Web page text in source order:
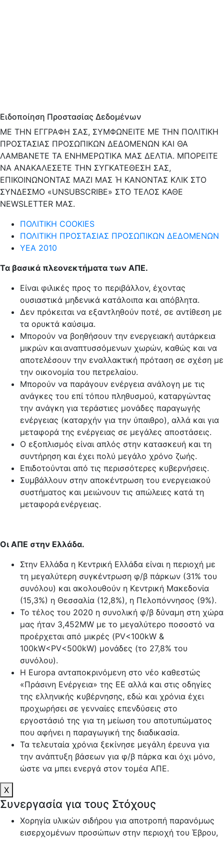
Ειδοποίηση Προστασίας Δεδομένων
ΜΕ ΤΗΝ ΕΓΓΡΑΦΗ ΣΑΣ, ΣΥΜΦΩΝΕΙΤΕ ΜΕ ΤΗΝ ΠΟΛΙΤΙΚΗ
ΠΡΟΣΤΑΣΙΑΣ ΠΡΟΣΩΠΙΚΩΝ ΔΕΔΟΜΕΝΩΝ ΚΑΙ ΘΑ
ΛΑΜΒΑΝΕΤΕ ΤΑ ΕΝΗΜΕΡΩΤΙΚΑ ΜΑΣ ΔΕΛΤΙΑ. ΜΠΟΡΕΙΤΕ
ΝΑ ΑΝΑΚΑΛΕΣΕΤΕ ΤΗΝ ΣΥΓΚΑΤΕΘΕΣΗ ΣΑΣ,
ΕΠΙΚΟΙΝΩΝΟΝΤΑΣ ΜΑΖΙ ΜΑΣ Ή ΚΑΝΟΝΤΑΣ ΚΛΙΚ ΣΤΟ
ΣΥΝΔΕΣΜΟ «UNSUBSCRIBE» ΣΤΟ ΤΕΛΟΣ ΚΑΘΕ
NEWSLETTER ΜΑΣ.
ΠΟΛΙΤΙΚΗ COOKIES
ΠΟΛΙΤΙΚΗ ΠΡΟΣΤΑΣΙΑΣ ΠΡΟΣΩΠΙΚΩΝ ΔΕΔΟΜΕΝΩΝ
ΥΕΑ 2010
Τα βασικά πλεονεκτήματα των ΑΠΕ.
Είναι φιλικές προς το περιβάλλον, έχοντας
ουσιαστικά μηδενικά κατάλοιπα και απόβλητα.
Δεν πρόκειται να εξαντληθούν ποτέ, σε αντίθεση με
τα ορυκτά καύσιμα.
Μπορούν να βοηθήσουν την ενεργειακή αυτάρκεια
μικρών και αναπτυσσόμενων χωρών, καθώς και να
αποτελέσουν την εναλλακτική πρόταση σε σχέση με
την οικονομία του πετρελαίου.
Mπορούν να παράγουν ενέργεια ανάλογη με τις
ανάγκες του επί τόπου πληθυσμού, καταργώντας
την ανάγκη για τεράστιες μονάδες παραγωγής
ενέργειας (καταρχήν για την ύπαιθρο), αλλά και για
μεταφορά της ενέργειας σε μεγάλες αποστάσεις.
Ο εξοπλισμός είναι απλός στην κατασκευή και τη
συντήρηση και έχει πολύ μεγάλο χρόνο ζωής.
Επιδοτούνται από τις περισσότερες κυβερνήσεις.
Συμβάλλουν στην αποκέντρωση του ενεργειακού
συστήματος και μειώνουν τις απώλειες κατά τη
μεταφορά ενέργειας.
Οι ΑΠΕ στην Ελλάδα.
Στην Ελλάδα η Κεντρική Ελλάδα είναι η περιοχή με
τη μεγαλύτερη συγκέντρωση φ/β πάρκων (31% του
συνόλου) και ακολουθούν η Κεντρική Μακεδονία
(15,3%) η Θεσσαλία (12,8%), η Πελοπόννησος (9%).
Το τέλος του 2020 η συνολική φ/β δύναμη στη χώρα
μας ήταν 3,452ΜW με το μεγαλύτερο ποσοστό να
προέρχεται από μικρές (PV<100kW &
100kW<PV<500kW) μονάδες (το 27,8% του
συνόλου).
Η Εuropa ανταποκρινόμενη στο νέο καθεστώς
«Πράσινη Ενέργεια» της ΕΕ αλλά και στις οδηγίες
της ελληνικής κυβέρνησης, εδώ και χρόνια έχει
προχωρήσει σε γενναίες επενδύσεις στο
εργοστάσιό της για τη μείωση του αποτυπώματος
που αφήνει η παραγωγική της διαδικασία.
Τα τελευταία χρόνια ξεκίνησε μεγάλη έρευνα για
την ανάπτυξη βάσεων για φ/β πάρκα και όχι μόνο,
ώστε να μπει ενεργά στον τομέα ΑΠΕ.
X
Συνεργασία για τους Στόχους
Χορηγία υλικών σιδήρου για αποτροπή παρανόμως
εισερχομένων προσώπων στην περιοχή του Έβρου,